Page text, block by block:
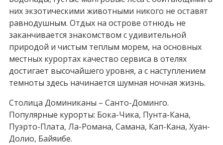
них экзотическими животными никого не оставят
равнодушным. Отдых на острове отнюдь не
заканчивается знакомством с удивительной
природой и чистым теплым морем, на основных
местных курортах качество сервиса в отелях
достигает высочайшего уровня, а с наступлением
темноты здесь начинается шумная ночная жизнь.
Столица Доминиканы – Санто-Доминго.
Популярные курорты: Бока-Чика, Пунта-Кана,
Пуэрто-Плата, Ла-Романа, Самана, Кап-Кана, Хуан-
Долио, Байяибе.